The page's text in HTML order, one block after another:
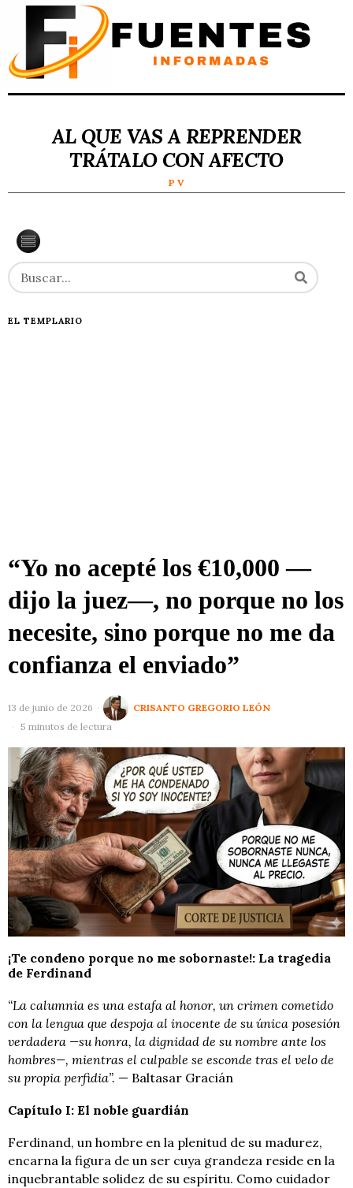
AL QUE VAS A REPRENDER
TRÁTALO CON AFECTO
P V
EL TEMPLARIO
“Yo no acepté los €10,000 —
dijo la juez—, no porque no los
necesite, sino porque no me da
confianza el enviado”
13 de junio de 2026
CRISANTO GREGORIO LEÓN
5 minutos de lectura
¡Te condeno porque no me sobornaste!: La tragedia
de Ferdinand
“La calumnia es una estafa al honor, un crimen cometido
con la lengua que despoja al inocente de su única posesión
verdadera —su honra, la dignidad de su nombre ante los
hombres—, mientras el culpable se esconde tras el velo de
su propia perfidia”. — Baltasar Gracián
Capítulo I: El noble guardián
Ferdinand, un hombre en la plenitud de su madurez,
encarna la figura de un ser cuya grandeza reside en la
inquebrantable solidez de su espíritu. Como cuidador